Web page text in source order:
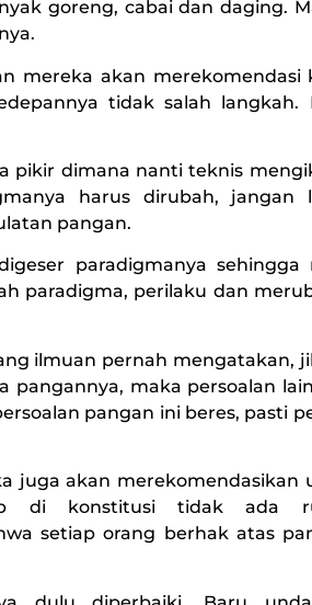
goreng, cabai dan daging.
mereka akan merekomendasi
tidak salah langkah.
pikir dimana nanti teknis
harus dirubah, jangan
pangan.
paradigmanya sehingga
paradigma, perilaku dan
ilmuan pernah mengatakan,
pangannya, maka persoalan
pangan ini beres, pasti
juga akan merekomendasikan
di konstitusi tidak ada
setiap orang berhak atas